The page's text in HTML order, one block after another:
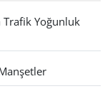
Trafik Yoğunluk